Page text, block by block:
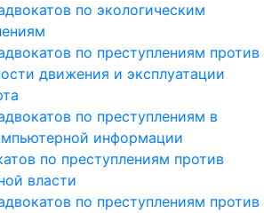
по экологическим
по преступлениям против
движения и эксплуатации
по преступлениям в
информации
по преступлениям против
власти
по преступлениям против